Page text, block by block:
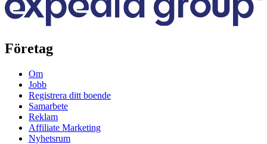
Företag
Om
Jobb
Registrera ditt boende
Samarbete
Reklam
Affiliate Marketing
Nyhetsrum